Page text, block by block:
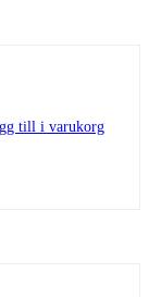
till i varukorg